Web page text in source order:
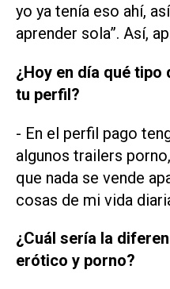
yo ya tenía eso ahí,
aprender sola”. Así,
¿Hoy en día qué
tu perfil?
- En el perfil pago
algunos trailers
que nada se vende
cosas de mi vida
¿Cuál sería la
erótico y porno?